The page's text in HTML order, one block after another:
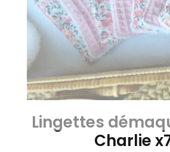
Lingettes
Charlie